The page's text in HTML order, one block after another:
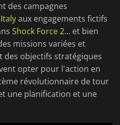
des campagnes
aux engagements fictifs
Shock Force 2... et bien
missions variées et
des objectifs stratégiques
opter pour l'action en
révolutionnaire de tour
une planification et une